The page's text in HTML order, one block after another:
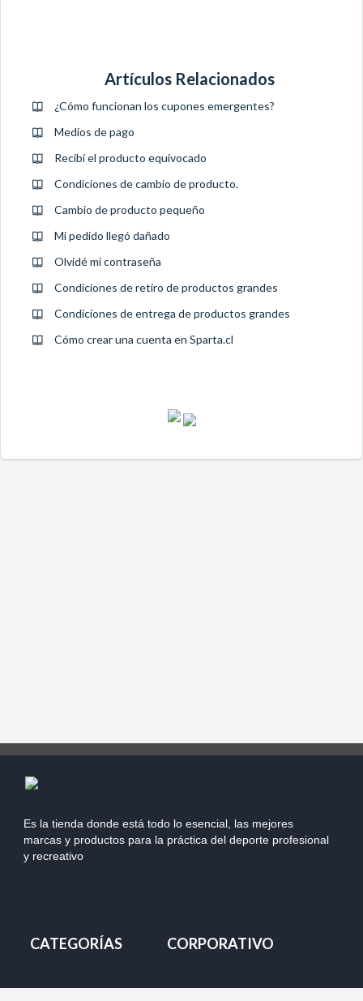
Artículos Relacionados
¿Cómo funcionan los cupones emergentes?
Medios de pago
Recibí el producto equivocado
Condiciones de cambio de producto.
Cambio de producto pequeño
Mi pedido llegó dañado
Olvidé mi contraseña
Condiciones de retiro de productos grandes
Condiciones de entrega de productos grandes
Cómo crear una cuenta en Sparta.cl
Es la tienda donde está todo lo esencial, las mejores
marcas y productos para la práctica del deporte profesional
y recreativo
CATEGORÍAS CORPORATIVO